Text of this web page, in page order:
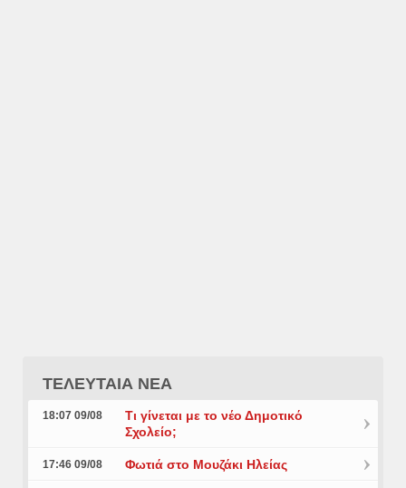
ΤΕΛΕΥΤΑΙΑ ΝΕΑ
18:07 09/08
Τι γίνεται με το νέο Δημοτικό
Σχολείο;
17:46 09/08 Φωτιά στο Μουζάκι Ηλείας